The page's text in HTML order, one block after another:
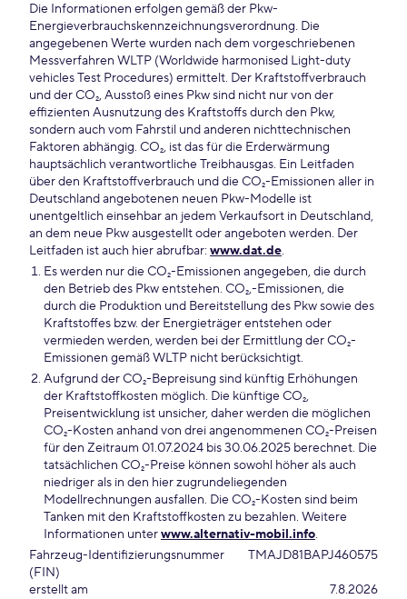
Die Informationen erfolgen gemäß der Pkw-
Energieverbrauchskennzeichnungsverordnung. Die
angegebenen Werte wurden nach dem vorgeschriebenen
Messverfahren WLTP (Worldwide harmonised Light-duty
vehicles Test Procedures) ermittelt. Der Kraftstoffverbrauch
und der CO₂, Ausstoß eines Pkw sind nicht nur von der
effizienten Ausnutzung des Kraftstoffs durch den Pkw,
sondern auch vom Fahrstil und anderen nichttechnischen
Faktoren abhängig. CO₂, ist das für die Erderwärmung
hauptsächlich verantwortliche Treibhausgas. Ein Leitfaden
über den Kraftstoffverbrauch und die CO₂-Emissionen aller in
Deutschland angebotenen neuen Pkw-Modelle ist
unentgeltlich einsehbar an jedem Verkaufsort in Deutschland,
an dem neue Pkw ausgestellt oder angeboten werden. Der
Leitfaden ist auch hier abrufbar: www.dat.de.
Es werden nur die CO₂-Emissionen angegeben, die durch
den Betrieb des Pkw entstehen. CO₂,-Emissionen, die
durch die Produktion und Bereitstellung des Pkw sowie des
Kraftstoffes bzw. der Energieträger entstehen oder
vermieden werden, werden bei der Ermittlung der CO₂-
Emissionen gemäß WLTP nicht berücksichtigt.
Aufgrund der CO₂-Bepreisung sind künftig Erhöhungen
der Kraftstoffkosten möglich. Die künftige CO₂,
Preisentwicklung ist unsicher, daher werden die möglichen
CO₂-Kosten anhand von drei angenommenen CO₂-Preisen
für den Zeitraum 01.07.2024 bis 30.06.2025 berechnet. Die
tatsächlichen CO₂-Preise können sowohl höher als auch
niedriger als in den hier zugrundeliegenden
Modellrechnungen ausfallen. Die CO₂-Kosten sind beim
Tanken mit den Kraftstoffkosten zu bezahlen. Weitere
Informationen unterwww.alternativ-mobil.info.
Fahrzeug-Identifizierungsnummer
(FIN)
TMAJD81BAPJ460575
erstellt am 7.8.2026